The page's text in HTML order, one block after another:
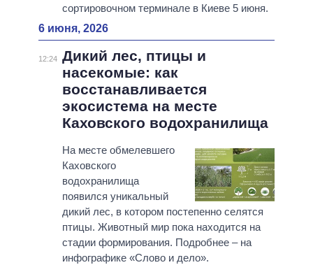
сортировочном терминале в Киеве 5 июня.
6 июня, 2026
12:24 Дикий лес, птицы и
насекомые: как
восстанавливается
экосистема на месте
Каховского водохранилища
На месте обмелевшего
Каховского
водохранилища
появился уникальный
дикий лес, в котором постепенно селятся
птицы. Животный мир пока находится на
стадии формирования. Подробнее – на
инфографике «Слово и дело».